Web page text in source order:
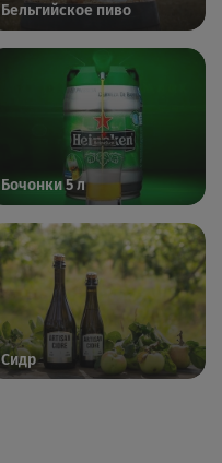
Бельгийское пиво
Бочонки 5 л
Сидр